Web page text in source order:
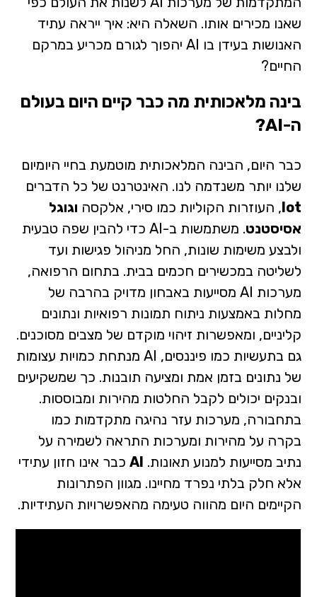
שאנו מכירים אותו. השאלה היא: איך ייראה עתיד
האנושות בעידן בו AI יהפוך לגורם מכריע במרקם
החיים?
בינה מלאכותית מה כבר קיים היום בעולם
ה-AI?
כבר היום, הבינה המלאכותית מוטמעת בחיי היומיום
שלנו יותר משנדמה לנו. האינטרנט של כל הדברים
lot, העוזרות הקוליות כמו סירי, אלקסה וגוגל
אסיסטנט
. משתמשות ב-AI כדי להבין שפה טבעית
ולבצע משימות שונות, החל מניהול פגישות ועד
לשליטה במכשירים חכמים בבית. בתחום הרפואה,
מערכות AI מסייעות באבחון מדויק בהרבה של
מחלות באמצעות ניתוח תמונות רפואיות ונתונים
קליניים, ומאפשרות זיהוי מוקדם של מצבים מסוכנים.
גם בתעשיות כמו פיננסים, AI מנתחת כמויות עצומות
של נתונים בזמן אמת ומציעה תובנות. כך שמשקיעים
ובנקים יכולים לקבל החלטות מהירות ומבוססות.
בתחבורה, מערכות עזר נהיגה מתקדמות כמו
בקרה על מהירות ומערכות התראה לשמירה על
נתיב מסייעות למנוע תאונות. AI כבר אינו חזון עתידי
אלא חלק בלתי נפרד מחיינו. מגוון הפתרונות
הקיימים היום מהווה טעימה מהאפשרויות העתידיות.